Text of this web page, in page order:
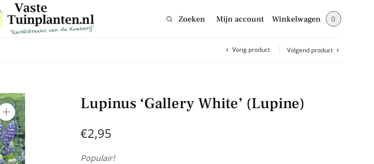
Zoeken Mijn account Winkelwagen 0
Vorig product Volgend product
Lupinus ‘Gallery White’ (Lupine)
€2,95
Populair!
handige tuin en planten tips & weetjes en blijf op de